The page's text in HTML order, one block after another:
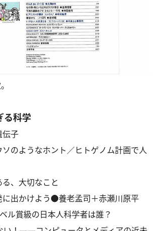
る科学
伝子
のようなホント／ヒトゲノム計画で人
、大切なこと
に出かけよう●養老孟司＋赤瀬川原平
ル賞級の日本人科学者は誰？